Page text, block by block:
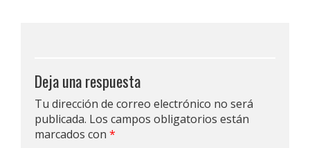
Deja una respuesta
Tu dirección de correo electrónico no será
publicada. Los campos obligatorios están
marcados con *